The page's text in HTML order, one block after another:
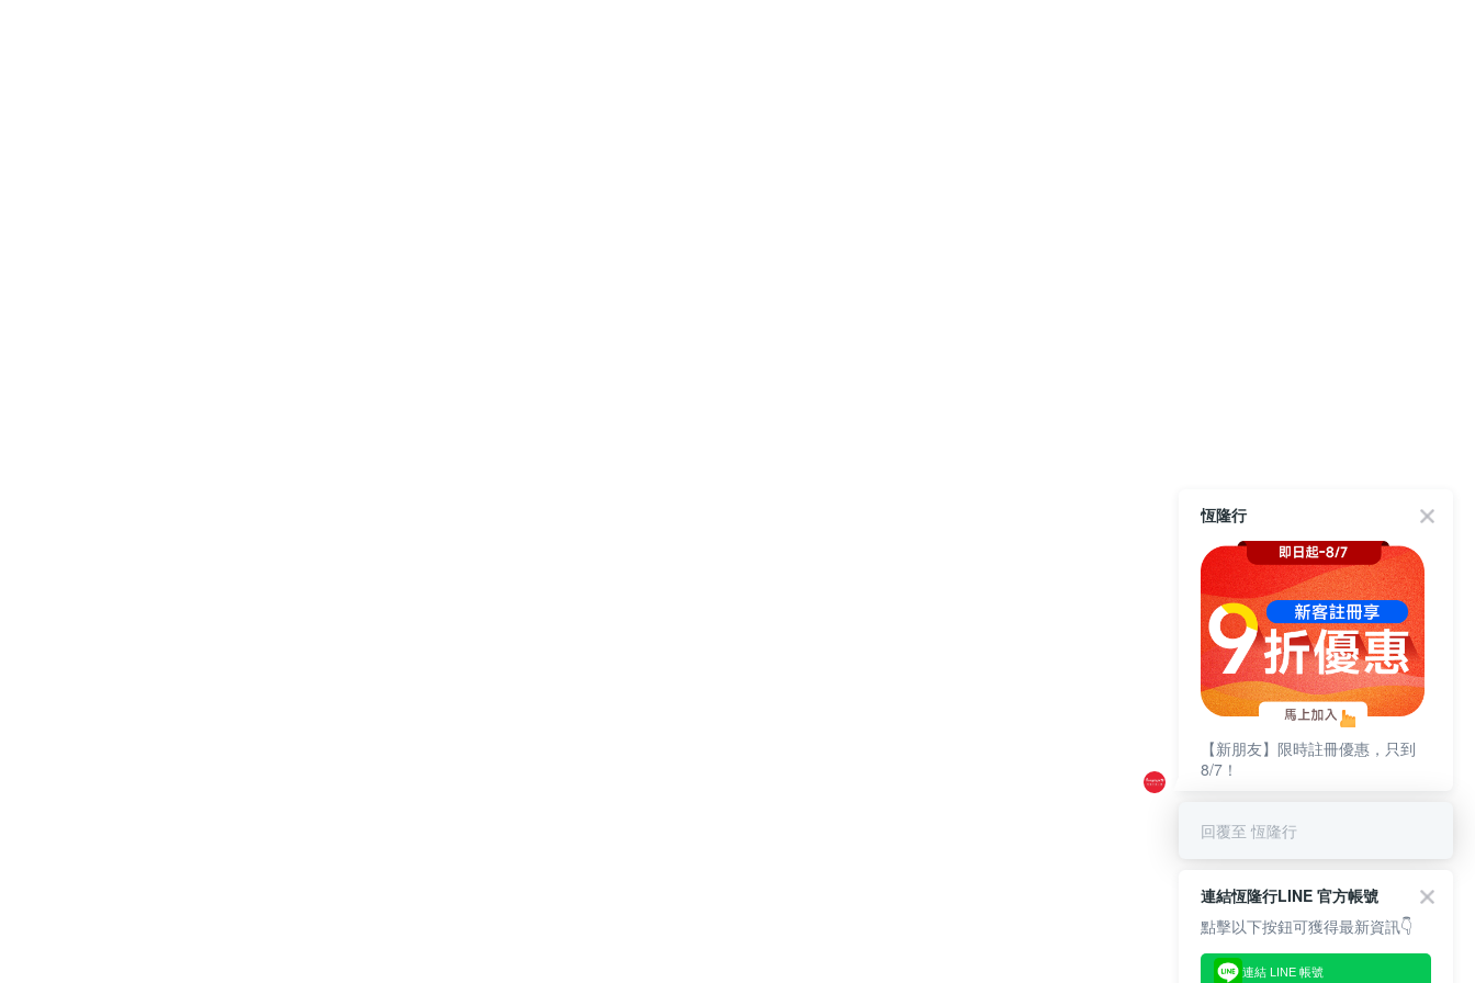
恆隆行
【新朋友】限時註冊優惠，只到
8/7！
回覆至 恆隆行
連結恆隆行LINE 官方帳號
點擊以下按鈕可獲得最新資訊👇
連結 LINE 帳號